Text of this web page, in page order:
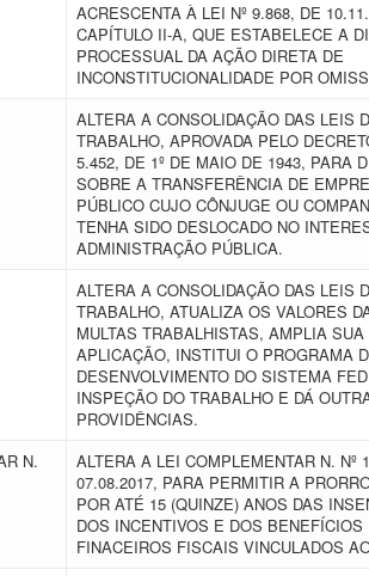
ACRESCENTA À LEI Nº 9.868, DE
CAPÍTULO II-A, QUE ESTABELECE A
PROCESSUAL DA AÇÃO DIRETA DE
INCONSTITUCIONALIDADE POR
ALTERA A CONSOLIDAÇÃO DAS LEIS
TRABALHO, APROVADA PELO
5.452, DE 1º DE MAIO DE 1943, PARA
SOBRE A TRANSFERÊNCIA DE
PÚBLICO CUJO CÔNJUGE OU
TENHA SIDO DESLOCADO NO
ADMINISTRAÇÃO PÚBLICA.
ALTERA A CONSOLIDAÇÃO DAS LEIS
TRABALHO, ATUALIZA OS VALORES
MULTAS TRABALHISTAS, AMPLIA SUA
APLICAÇÃO, INSTITUI O PROGRAMA
DESENVOLVIMENTO DO SISTEMA
INSPEÇÃO DO TRABALHO E DÁ
PROVIDÊNCIAS.
N.
ALTERA A LEI COMPLEMENTAR N. Nº
07.08.2017, PARA PERMITIR A
POR ATÉ 15 (QUINZE) ANOS DAS
DOS INCENTIVOS E DOS
FINACEIROS FISCAIS VINCULADOS